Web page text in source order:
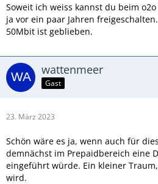
Soweit ich weiss kannst du beim
ja vor ein paar Jahren
50Mbit ist geblieben.
wattenmeer
Gast
23. März 2023
Schön wäre es ja, wenn auch für
demnächst im Prepaidbereich eine
eingeführt würde. Ein kleiner
wird.